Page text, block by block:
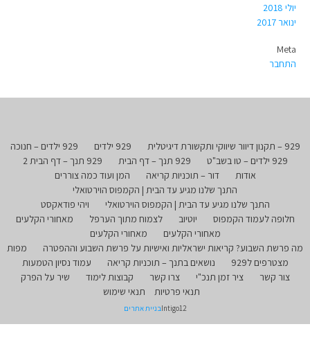
יולי 2018
ינואר 2017
Meta
התחבר
929 – תקנון דיוור שיווקי ותקשורת דיגיטלית 929 ילדים
929 ילדים – חנוכה
929 ילדים – טו בשב"ט
929 תנך – דף הבית
929 תנך – דף הבית 2
אודות
דור – תוכניות קריאה
המן ועוד כמה צוררים
התנך שלנו מגיע עד הבית | הקמפוס הוירטואלי
התנך שלנו מגיע עד הבית | הקמפוס הוירטואלי
ויהי פודאקסט
חלופה לעמוד הקמפוס
יוטיוב לצמוח מתוך הערפל
מאחורי הקלעים
מאחורי הקלעים
מאחורי הקלעים
מה פרשת השבוע? קריאות ישראליות ואישיות על פרשת השבוע וההפטרה
מפות
מצטרפים ל929
נושאים בתנך – תוכניות קריאה
עמוד נסיון הטמעות
צור קשר
ציר זמן תנכ"י צרו קשר קבוצות לימוד
שיר על הפרק
תנאי פרטיות
תנאי שימוש
Intigo12בניית אתרים